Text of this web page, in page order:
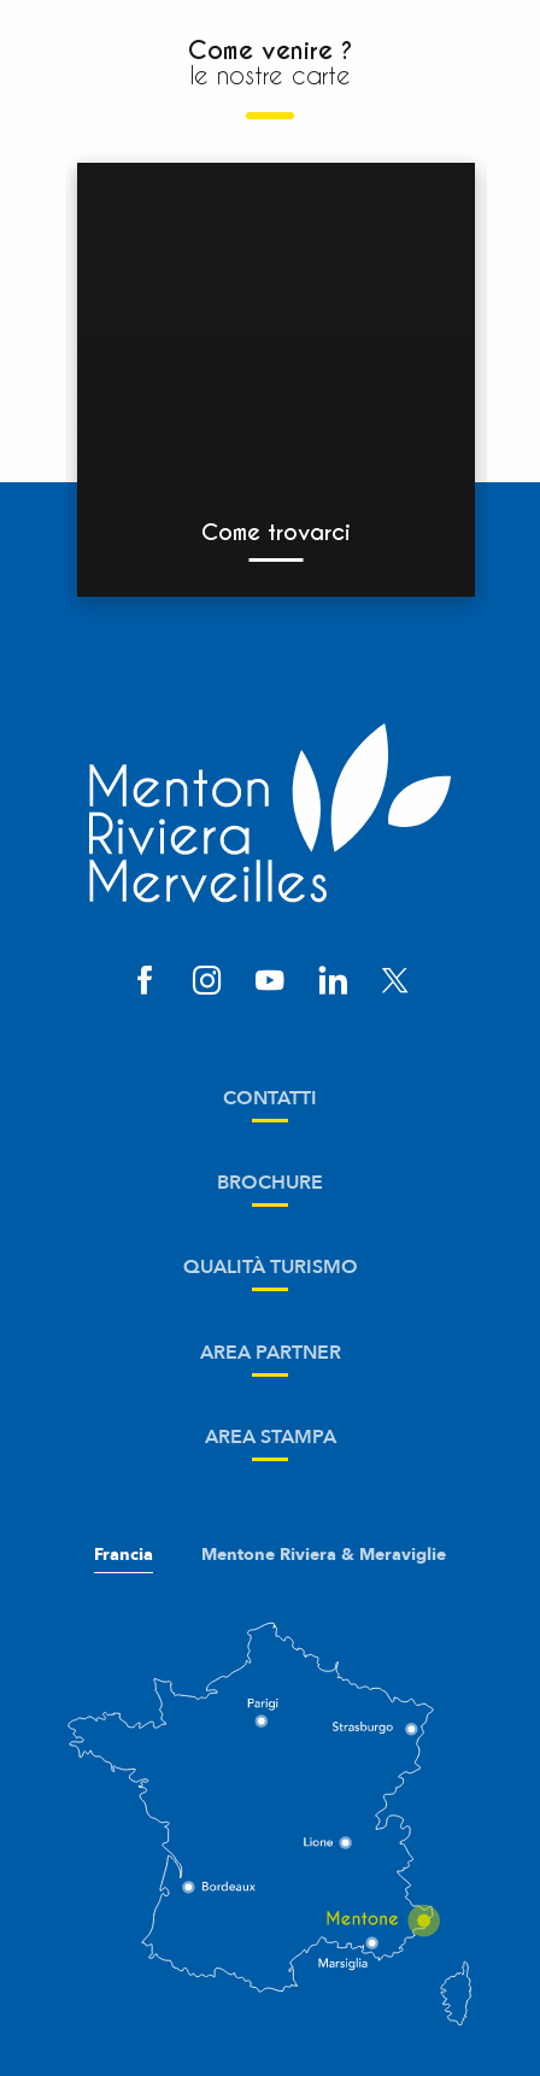
Come venire ?
le nostre carte
Come trovarci
CONTATTI
BROCHURE
QUALITÀ TURISMO
AREA PARTNER
AREA STAMPA
Francia Mentone Riviera & Meraviglie